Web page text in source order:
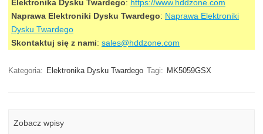
Elektronika Dysku Twardego: https://www.hddzone.com
Naprawa Elektroniki Dysku Twardego: Naprawa Elektroniki
Dysku Twardego
Skontaktuj się z nami: sales@hddzone.com
Kategoria: Elektronika Dysku Twardego Tagi: MK5059GSX
Zobacz wpisy